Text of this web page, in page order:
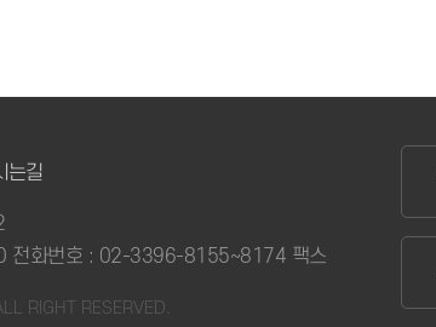
는길
전화번호 : 02-3396-8155~8174 팩스
RIGHT RESERVED.